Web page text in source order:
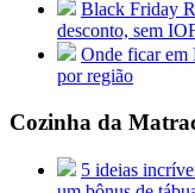
Black Friday
desconto, sem
Onde ficar em
por região
Cozinha da
5 ideias